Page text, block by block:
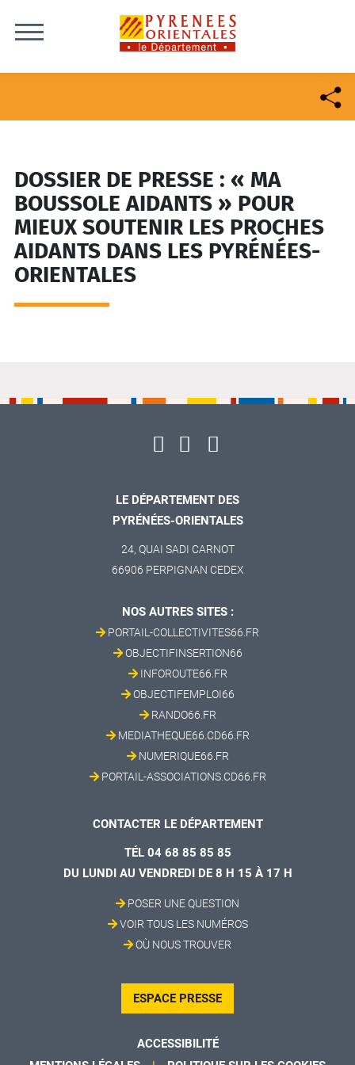
DOSSIER DE PRESSE : « MA
BOUSSOLE AIDANTS » POUR
MIEUX SOUTENIR LES PROCHES
AIDANTS DANS LES PYRÉNÉES-
ORIENTALES
LE DÉPARTEMENT DES
PYRÉNÉES-ORIENTALES
24, QUAI SADI CARNOT
66906 PERPIGNAN CEDEX
NOS AUTRES SITES :
PORTAIL-COLLECTIVITES66.FR
OBJECTIFINSERTION66
INFOROUTE66.FR
OBJECTIFEMPLOI66
RANDO66.FR
MEDIATHEQUE66.CD66.FR
NUMERIQUE66.FR
PORTAIL-ASSOCIATIONS.CD66.FR
CONTACTER LE DÉPARTEMENT
TÉL 04 68 85 85 85
DU LUNDI AU VENDREDI DE 8 H 15 À 17 H
POSER UNE QUESTION
VOIR TOUS LES NUMÉROS
OÙ NOUS TROUVER
ESPACE PRESSE
ACCESSIBILITÉ